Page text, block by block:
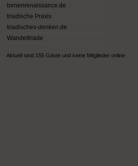
birnenrenaissance.de
triadische Praxis
triadisches-denken.de
Wandeltriade
Aktuell sind 155 Gäste und keine Mitglieder online